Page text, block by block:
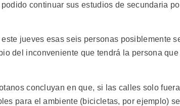
continuar sus estudios de secundaria
jueves esas seis personas posiblemente
del inconveniente que tendrá la persona que
concluyan en que, si las calles solo
para el ambiente (bicicletas, por ejemplo) se